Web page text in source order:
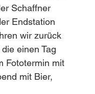
Schaffner
Endstation
wir zurück
einen Tag
Fototermin mit
mit Bier,